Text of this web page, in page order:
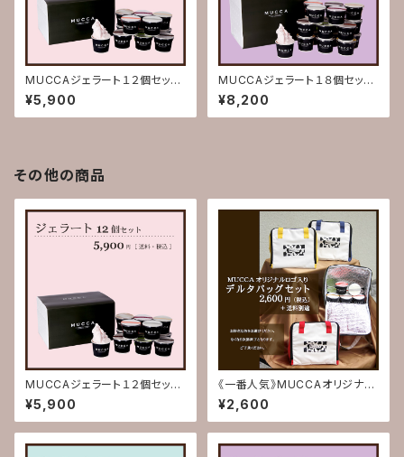
MUCCAジェラート１２個セット
(送料込)【お歳暮 お中元 誕
生日お祝い 内祝い 出産祝
い 結婚祝い 記念日 賞品
¥5,900
MUCCAジェラート１８個セット
(送料込)【お歳暮 お中元 誕
生日お祝い 内祝い 出産祝
い 結婚祝い 記念日 賞品
¥8,200
その他の商品
MUCCAジェラート１２個セット
(送料込)【お歳暮 お中元 誕
生日お祝い 内祝い 出産祝
い 結婚祝い 記念日 賞品
¥5,900
《一番人気》MUCCAオリジナル
ロゴ入りデルタバックセット(送料
別)【オリジナルロゴバック ラン
チバック 保温冷バック マイバ
¥2,600